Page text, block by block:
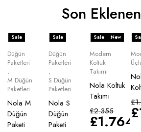
Son
Sale
Düğün
Paketleri
,
M Düğün
Paketleri
Nola M
Düğün
Paketi
Sale
Düğün
Paketleri
,
S Düğün
Paketleri
Nola S
Düğün
Paketi
Sale New
Modern
Koltuk
Takımı
Nola Koltuk
Takımı
£2.355
£1.764
£
£